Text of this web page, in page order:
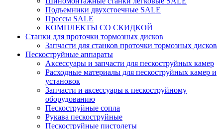
Подъемники двухстоечные SALE
Прессы SALE
КОМПЛЕКТЫ СО СКИДКОЙ
Станки для проточки тормозных дисков
Запчасти для станков проточки тормозных дисков
Пескоструйные аппараты
Аксессуары и запчасти для пескоструйных камер
Расходные материалы для пескоструйных камер и
установок
Запчасти и аксессуары к пескоструйному
оборудованию
Пескоструйные сопла
Рукава пескоструйные
Пескоструйные пистолеты